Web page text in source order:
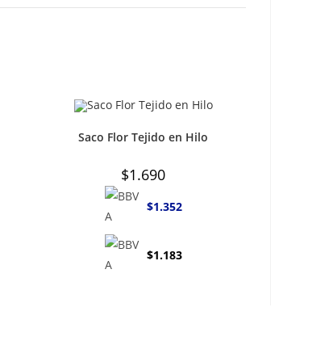
Saco Flor Tejido en Hilo
$1.690
$1.352
$1.183